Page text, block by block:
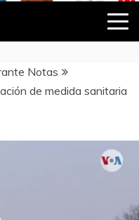
MIGRANTES
Notas
de medida sanitaria